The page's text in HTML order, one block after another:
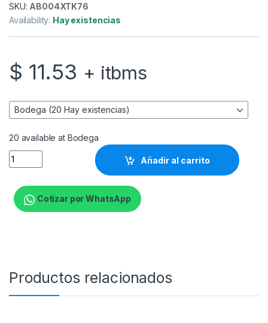
SKU: AB004XTK76
Availability: Hay existencias
$ 11.53 + itbms
20 available at Bodega
Xtech - Video / audio cable - HDMI - FLAT - 25 pies quantity
Añadir al carrito
Cotizar por WhatsApp
Productos relacionados